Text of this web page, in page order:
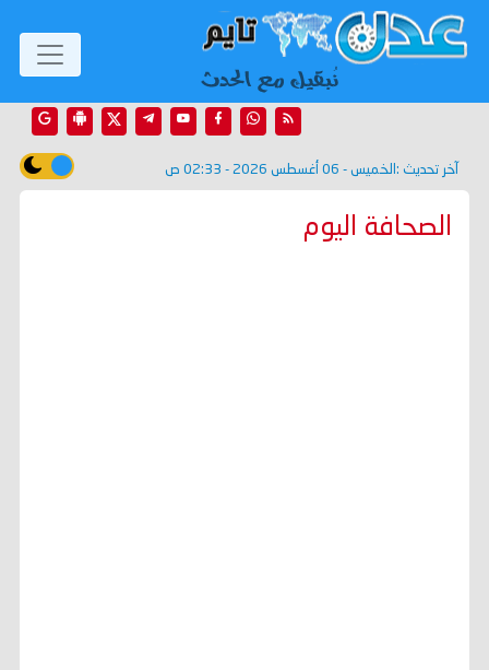
آخر تحديث : الخميس - 06 أغسطس 2026 - 02:33 ص
الصحافة اليوم